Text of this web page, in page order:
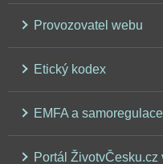
Provozovatel webu
Etický kodex
EMFA a samoregulace
Portál